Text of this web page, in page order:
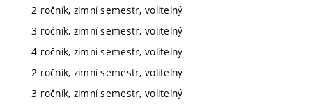
2 ročník, zimní semestr, volitelný
3 ročník, zimní semestr, volitelný
4 ročník, zimní semestr, volitelný
2 ročník, zimní semestr, volitelný
3 ročník, zimní semestr, volitelný